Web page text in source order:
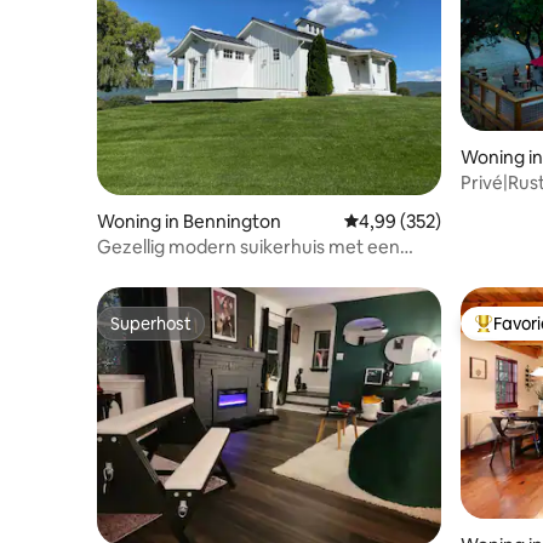
Woning in Bennington Gemiddelde
4,99 (352)
Gezellig modern suikerhuis met een
Woning
Superhost
Superhost